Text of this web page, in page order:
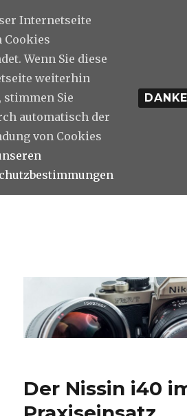
Der Nissin i40
Internetseite
Cookies
Wenn Sie diese
weiterhin
stimmen Sie
automatisch der
von Cookies